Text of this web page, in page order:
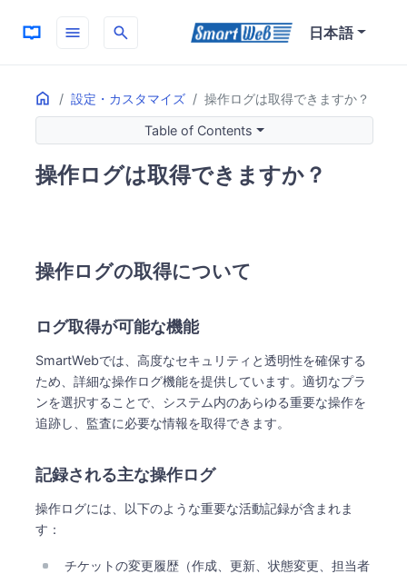
menu search 日本語
Home 設定・カスタマイズ 操作ログは取得できますか？
ON THIS PAGE
操作ログの取得について
ログ取得が可能な機能
記録される主な操作ログ
Table of Contents
操作ログは取得できますか？
操作ログの取得について
ログ取得が可能な機能
SmartWebでは、高度なセキュリティと透明性を確保する
ため、詳細な操作ログ機能を提供しています。適切なプラ
ンを選択することで、システム内のあらゆる重要な操作を
追跡し、監査に必要な情報を取得できます。
記録される主な操作ログ
操作ログには、以下のような重要な活動記録が含まれま
す：
チケットの変更履歴（作成、更新、状態変更、担当者